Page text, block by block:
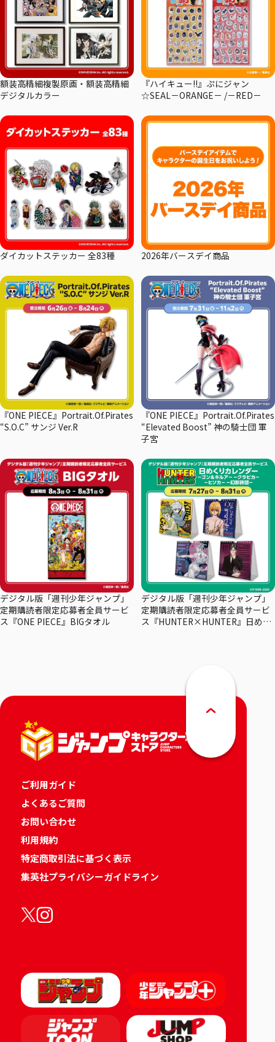
額装高精細複製原画・額装高精細
デジタルカラー
『ハイキュー!!』ぷにジャン
☆SEAL－ORANGE－ /－RED－
ダイカットステッカー 全83種 2026年バースデイ商品
『ONE PIECE』Portrait.Of.Pirates
“S.O.C” サンジ Ver.R
『ONE PIECE』Portrait.Of.Pirates
“Elevated Boost” 神の騎士団 軍
子宮
デジタル版「週刊少年ジャンプ」
定期購読者限定応募者全員サービ
ス『ONE PIECE』BIGタオル
デジタル版「週刊少年ジャンプ」
定期購読者限定応募者全員サービ
ス『HUNTER×HUNTER』日めく
ご利用ガイド
よくあるご質問
お問い合わせ
利用規約
特定商取引法に基づく表示
集英社プライバシーガイドライン